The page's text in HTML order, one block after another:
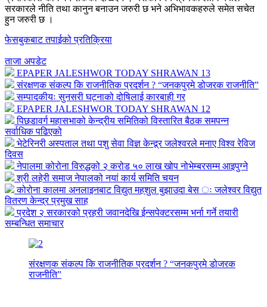
सरकारले नीति तथा कानुन बनाउन जरुरी छ भने अभिभावकहरुले समेत सचेत
हुन जरुरी छ ।
फेसबुकबाट तपाईको प्रतिक्रिया
ताजा अपडेट
EPAPER JALESHWOR TODAY SHRAWAN 13
संरक्षणक संकल्प कि राजनीतिक प्रदर्शन ? “जनकपुरमे डोजरक राजनीति”
सम्पादकीयः सुनसरी घट्नाको दोषिलाई कारबाही गर
EPAPER JALESHWOR TODAY SHRAWAN 12
पिछडावर्ग महासभाको केन्द्रीय समितिको विस्तारित बैठक समपन्न
सर्वाधिक पढिएको
भेटेरिनरी अस्पताल तथा पशु सेवा विज्ञ केन्द्र्र जलेश्वरले मनाए विश्व रेविज
दिवस
नेपालमा कोरोना विरुद्धको २ करोड ५० लाख खोप नोभेम्बरसम्म आइपुग्ने
श्री लहेरी समाज नेपालको नयां कार्य समिति चयन
कोरोना कालमा अनलाइनबाट विद्युत महशुल बुझाउदा बेस ः जलेश्वर विद्युत
वितरण केन्द्र प्रमुख साह
प्रदेश २ सरकारको प्रहरी जवानदेखि ईन्सपेक्टरसम्म भर्ना गर्ने तयारी
सम्बन्धित समाचार
संरक्षणक संकल्प कि राजनीतिक प्रदर्शन ? “जनकपुरमे डोजरक
राजनीति”